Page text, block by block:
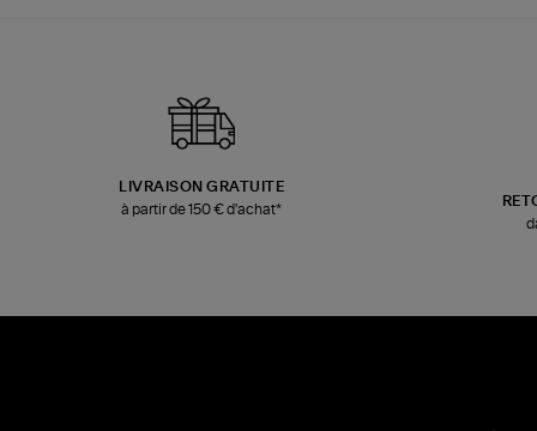
LIVRAISON GRATUITE
à partir de 150 € d'achat*